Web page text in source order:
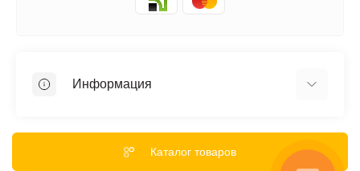
Информация
Каталог товаров